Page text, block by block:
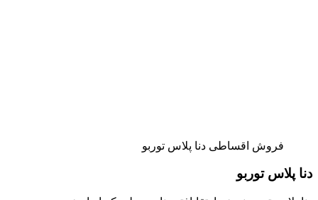
فروش اقساطی دنا پلاس توربو
دنا پلاس توربو